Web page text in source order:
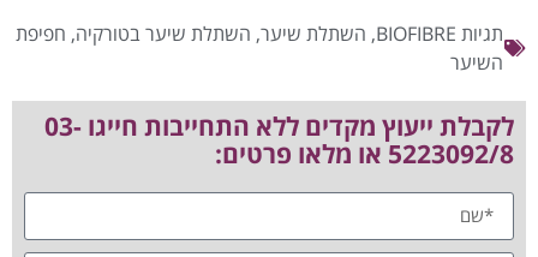
תגיות BIOFIBRE
, השתלת שיער, השתלת שיער בטורקיה, חפיפת
השיער
לקבלת ייעוץ מקדים ללא התחייבות חייגו 03-
5223092/8 או מלאו פרטים: